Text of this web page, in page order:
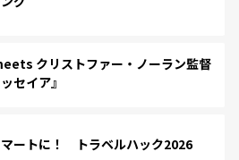
クリストファー・ノーラン監督
セイア』
ートに！ トラベルハック2026